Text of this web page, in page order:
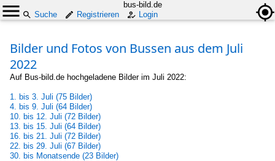
bus-bild.de
Suche
Registrieren Login
Bilder und Fotos von Bussen aus dem Juli
2022
Auf Bus-bild.de hochgeladene Bilder im Juli 2022:
1. bis 3. Juli (75 Bilder)
4. bis 9. Juli (64 Bilder)
10. bis 12. Juli (72 Bilder)
13. bis 15. Juli (64 Bilder)
16. bis 21. Juli (72 Bilder)
22. bis 29. Juli (67 Bilder)
30. bis Monatsende (23 Bilder)